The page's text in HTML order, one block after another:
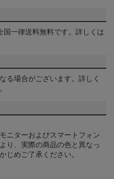
一律送料無料です。詳しくは
る場合がございます。詳しく
ニターおよびスマートフォン
り、実際の商品の色と異なっ
じめご了承ください。